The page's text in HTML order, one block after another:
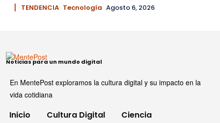
▏ TENDENCIA Tecnología Agosto 6, 2026
Noticias para un mundo digital
En MentePost exploramos la cultura digital y su impacto en la
vida cotidiana
Inicio Cultura Digital
Ciencia